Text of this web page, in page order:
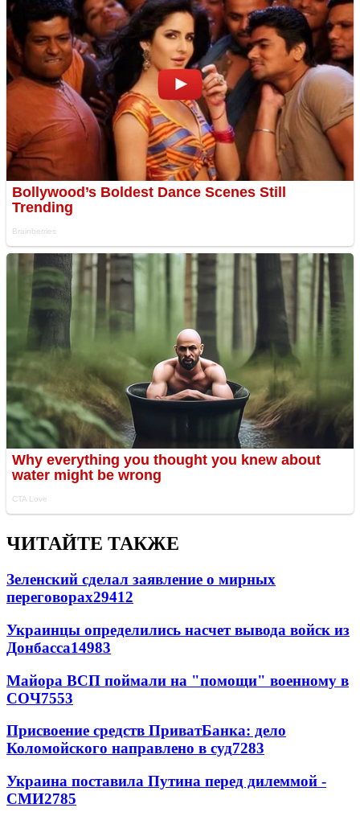
ЧИТАЙТЕ ТАКЖЕ
Зеленский сделал заявление о мирных
переговорах29412
Украинцы определились насчет вывода войск из
Донбасса14983
Майора ВСП поймали на "помощи" военному в
СОЧ7553
Присвоение средств ПриватБанка: дело
Коломойского направлено в суд7283
Украина поставила Путина перед дилеммой -
СМИ2785